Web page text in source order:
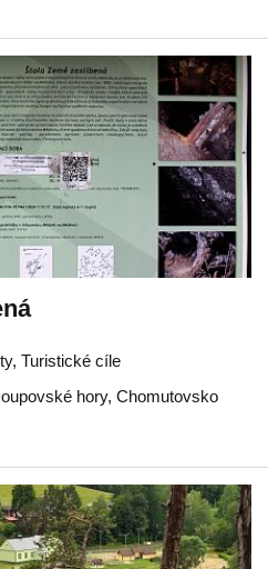
Turistické cíle
hory, Chomutovsko